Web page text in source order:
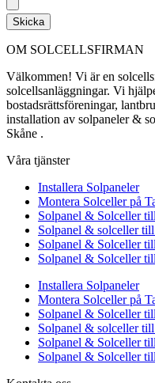
Skicka
OM SOLCELLSFIRMAN
Välkommen! Vi är en
solcellsanläggningar. Vi
bostadsrättsföreningar,
installation av solpaneler &
Skåne .
Våra tjänster
Installera Solpaneler
Montera Solceller på
Solpanel & Solceller
Solpanel & solceller
Solpanel & Solceller
Solpanel & Solceller
Installera Solpaneler
Montera Solceller på
Solpanel & Solceller
Solpanel & solceller
Solpanel & Solceller
Solpanel & Solceller